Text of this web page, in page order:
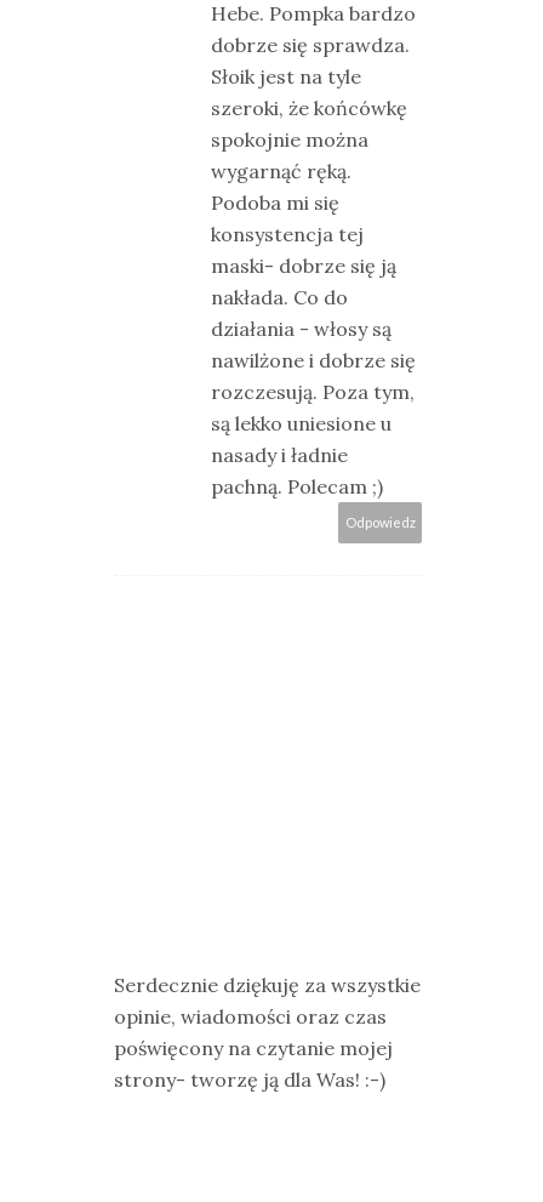
Hebe. Pompka bardzo
dobrze się sprawdza.
Słoik jest na tyle
szeroki, że końcówkę
spokojnie można
wygarnąć ręką.
Podoba mi się
konsystencja tej
maski- dobrze się ją
nakłada. Co do
działania - włosy są
nawilżone i dobrze się
rozczesują. Poza tym,
są lekko uniesione u
nasady i ładnie
pachną. Polecam ;)
Odpowiedz
Serdecznie dziękuję za wszystkie
opinie, wiadomości oraz czas
poświęcony na czytanie mojej
strony- tworzę ją dla Was! :-)